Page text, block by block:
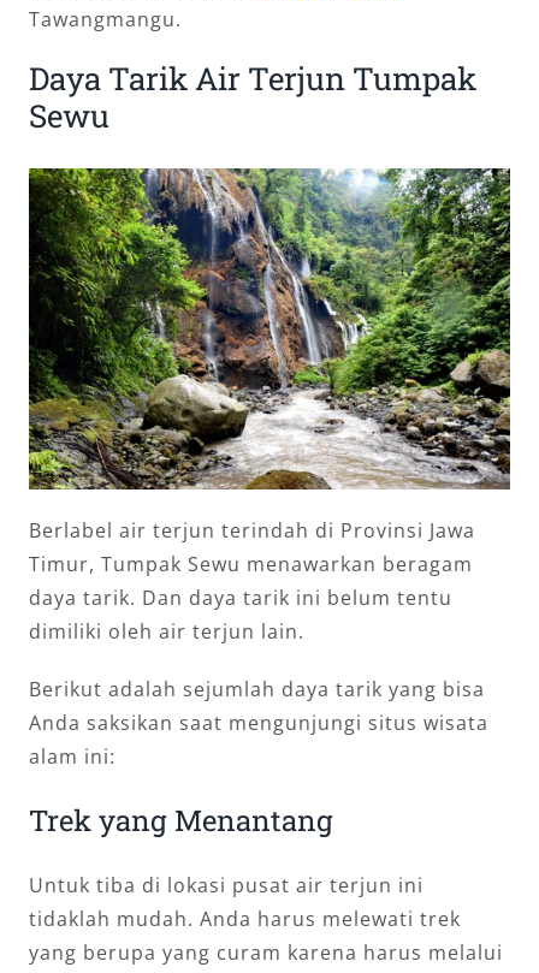
Tawangmangu.
Daya Tarik Air Terjun Tumpak
Sewu
Berlabel air terjun terindah di Provinsi Jawa
Timur, Tumpak Sewu menawarkan beragam
daya tarik. Dan daya tarik ini belum tentu
dimiliki oleh air terjun lain.
Berikut adalah sejumlah daya tarik yang bisa
Anda saksikan saat mengunjungi situs wisata
alam ini:
Trek yang Menantang
Untuk tiba di lokasi pusat air terjun ini
tidaklah mudah. Anda harus melewati trek
yang berupa yang curam karena harus melalui